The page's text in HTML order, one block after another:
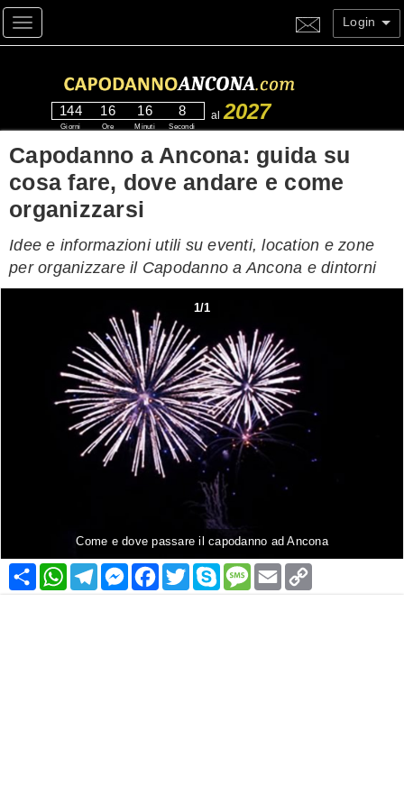
Toggle navigation Login
144
Giorni
16
Ore
16
Minuti
6
Secondi
al 2027
Capodanno a Ancona: guida su
cosa fare, dove andare e come
organizzarsi
Idee e informazioni utili su eventi, location e zone
per organizzare il Capodanno a Ancona e dintorni
1/1
Come e dove passare il capodanno ad Ancona
Condividi
WhatsApp
Telegram
Messenger
Facebook
TwitterSkypeMessage
Email